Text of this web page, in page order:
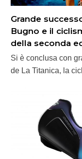
Grande
Bugno e il
della seconda
Si è conclusa con
de La Titanica, la